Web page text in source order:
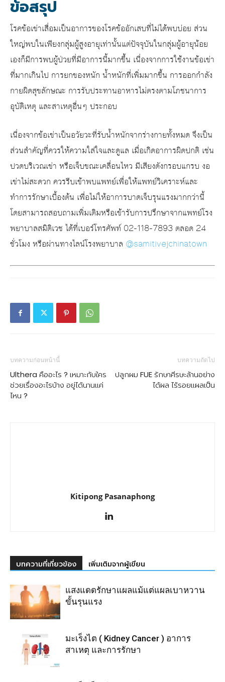
ข้อสรุป
โรคข้อเข่าเสื่อมเป็นอาการของโรคข้ออักเสบที่ไม่ได้พบบ่อย ส่วน
ใหญ่พบในเพียงกลุ่มผู้สูงอายุเท่านั้นแต่ปัจจุบันในกลุ่มผู้อายุน้อย
เองก็มีการพบผู้ป่วยที่มีอาการนี้มากขึ้น เนื่องจากการใช้งานข้อเข่า
ที่มากเกินไป การยกของหนัก น้ำหนักที่เพิ่มมากขึ้น การออกกำลัง
กายผิดสุขลักษณะ การรับประทานอาหารไม่ตรงตามโภชนาการ
อุบัติเหตุ และสาเหตุอื่นๆ ประกอบ
เนื่องจากข้อเข่าเป็นอวัยวะที่รับน้ำหนักจากร่างกายทั้งหมด จึงเป็น
ส่วนสำคัญที่ควรให้ความใส่ใจและดูแล เมื่อเกิดอาการผิดปกติ เช่น
ปวดบริเวณเข่า หรือเจ็บขณะเคลื่อนไหว มีเสียงดังกรอบแกรบ งอ
เข่าไม่สะดวก ควรรีบเข้าพบแพทย์เพื่อให้แพทย์วิเคราะห์และ
ทำการรักษาเบื้องต้น เพื่อไม่ให้อาการบาดเจ็บรุนแรงมากกว่านี้
โดยสามารถสอบถามเพิ่มเติมหรือเข้ารับการปรึกษาจากแพทย์โรง
พยาบาลสมิติเวช ได้ที่เบอร์โทรศัพท์ 02-118-7893 ตลอด 24
ชั่วโมง หรือผ่านทางไลน์โรงพยาบาล @samitivejchinatown
บทความก่อนหน้านี้
Ulthera คืออะไร ? เหมาะกับใคร
ช่วยเรื่องอะไรบ้าง อยู่ได้นานแค่
ไหน ?
บทความถัดไป
ปลูกผม FUE รักษาศีรษะล้านอย่าง
ได้ผล ไร้รอยแผลเป็น
Kitipong Pasanaphong
บทความที่เกี่ยวข้อง เพิ่มเติมจากผู้เขียน
แสงแดดรักษาแผลแม้แต่แผลเบาหวาน
ขั้นรุนแรง
มะเร็งไต ( Kidney Cancer ) อาการ
สาเหตุ และการรักษา